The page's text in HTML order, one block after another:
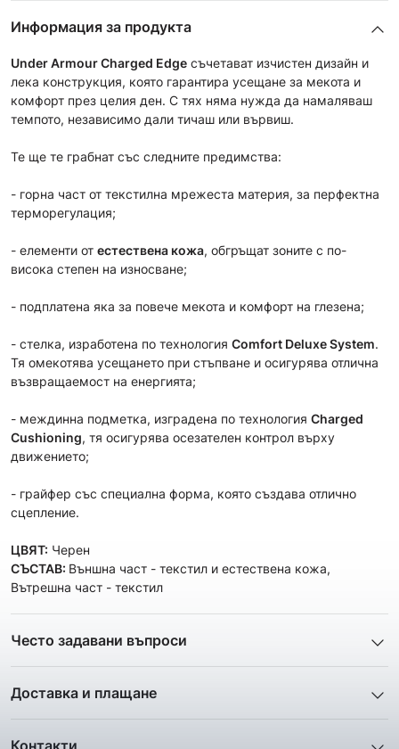
Информация за продукта
Under ArmourCharged Edge съчетават изчистен дизайн и
лека конструкция, която гарантира усещане за мекота и
комфорт през целия ден. С тях няма нужда да намаляваш
темпото, независимо дали тичаш или вървиш.
Те ще те грабнат със следните предимства:
- горна част от текстилна мрежеста материя, за перфектна
терморегулация;
- елементи от естествена кожа, обгръщат зоните с по-
висока степен на износване;
- подплатена яка за повече мекота и комфорт на глезена;
- стелка, изработена по технология Comfort Deluxe System.
Тя омекотява усещането при стъпване и осигурява отлична
възвращаемост на енергията;
- междинна подметка, изградена по технология Charged
Cushioning, тя осигурява осезателен контрол върху
движението;
- грайфер със специална форма, която създава отлично
сцепление.
ЦВЯТ: Черен
СЪСТАВ: Външна част - текстил и естествена кожа,
Вътрешна част - текстил
Често задавани въпроси
ще получа?
Доставка и плащане
Контакти